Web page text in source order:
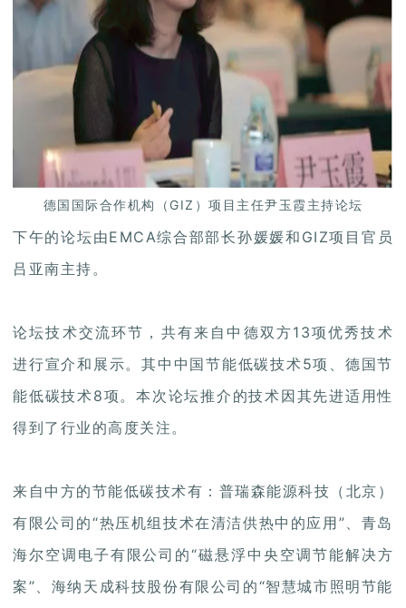
德国国际合作机构（GIZ）项目主任尹玉霞主持论坛
下午的论坛由EMCA综合部部长孙媛媛和GIZ项目官员
吕亚南主持。
论坛技术交流环节，共有来自中德双方13项优秀技术
进行宣介和展示。其中中国节能低碳技术5项、德国节
能低碳技术8项。本次论坛推介的技术因其先进适用性
得到了行业的高度关注。
来自中方的节能低碳技术有：普瑞森能源科技（北京）
有限公司的“热压机组技术在清洁供热中的应用”、青岛
海尔空调电子有限公司的“磁悬浮中央空调节能解决方
案”、海纳天成科技股份有限公司的“智慧城市照明节能